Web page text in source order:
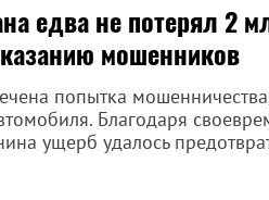
едва не потерял 2
мошенников
попытка
Благодаря
ущерб удалось